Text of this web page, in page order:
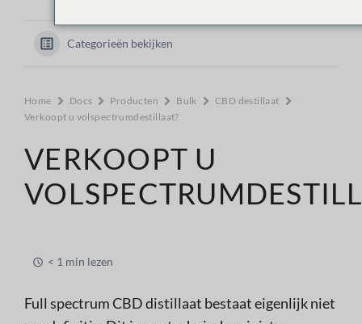
Categorieën bekijken
Home Docs Producten Bulk
CBD destillaat
Verkoopt u volspectrumdestillaat?
VERKOOPT U
< 1 min lezen
Full spectrum CBD distillaat bestaat eigenlijk niet